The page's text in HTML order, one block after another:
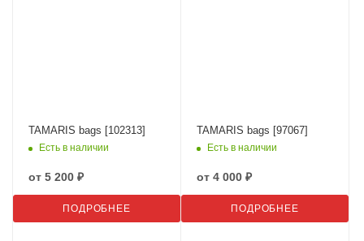
TAMARIS bags [102313]
Есть в наличии
от 5 200 ₽
ПОДРОБНЕЕ
TAMARIS bags [97067]
Есть в наличии
от 4 000 ₽
ПОДРОБНЕЕ